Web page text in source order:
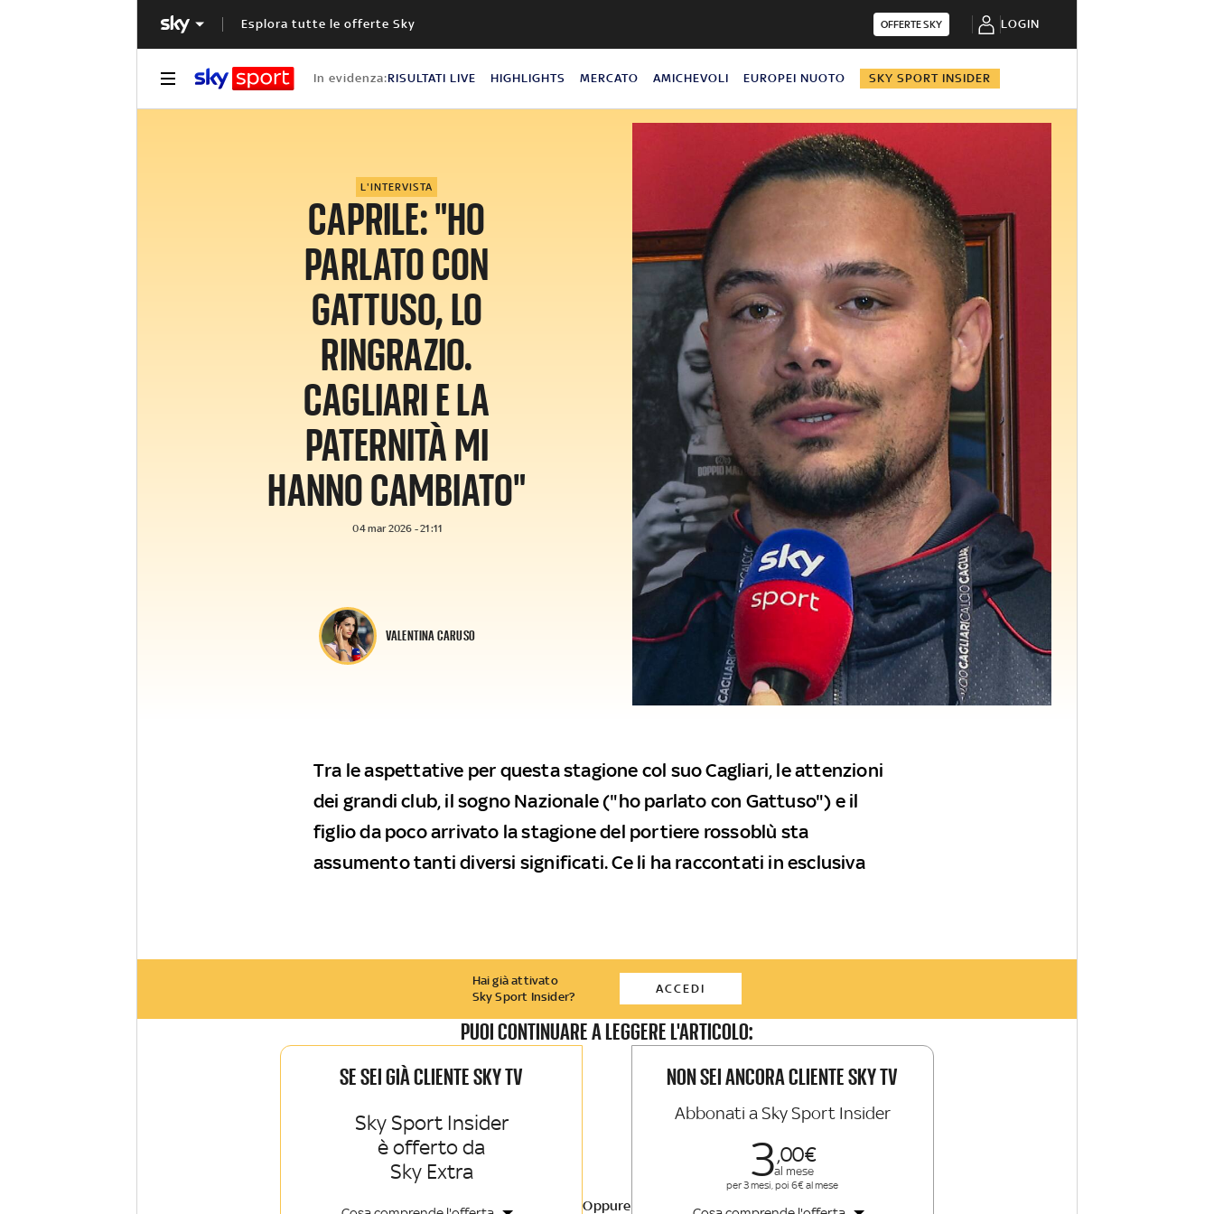
Esplora tutte le offerte Sky OFFERTE SKY LOGIN
In evidenza:RISULTATI LIVE HIGHLIGHTS MERCATO AMICHEVOLI EUROPEI NUOTO SKY SPORT INSIDER
L'INTERVISTA
CAPRILE: "HO
PARLATO CON
GATTUSO, LO
RINGRAZIO.
CAGLIARI E LA
PATERNITÀ MI
HANNO CAMBIATO"
04 mar 2026 - 21:11
VALENTINA CARUSO
Tra le aspettative per questa stagione col suo Cagliari, le attenzioni
dei grandi club, il sogno Nazionale ("ho parlato con Gattuso") e il
figlio da poco arrivato la stagione del portiere rossoblù sta
assumento tanti diversi significati. Ce li ha raccontati in esclusiva
Hai già attivato
Sky Sport Insider?
ACCEDI
PUOI CONTINUARE A LEGGERE L'ARTICOLO:
SE SEI GIÀ CLIENTE SKY TV
Sky Sport Insider
è offerto da
Sky Extra
Oppure
NON SEI ANCORA CLIENTE SKY TV
Abbonati a Sky Sport Insider
300
al mese
per 3 mesi, poi 6€ al mese